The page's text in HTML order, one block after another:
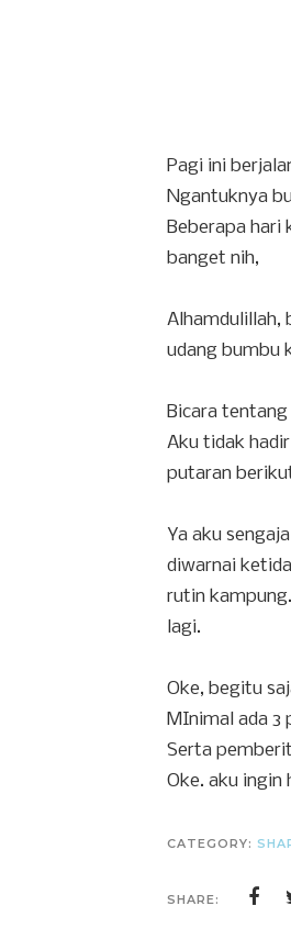
Pagi ini
Ngantuknya
Beberapa hari
banget nih,
Alhamdulillah,
udang bumbu
Bicara
Aku tidak
putaran
Ya aku
diwarnai
rutin
lagi.
Oke, begitu
MInimal ada 3
Serta
Oke. aku ingin
CATEGORY:
SHARE: